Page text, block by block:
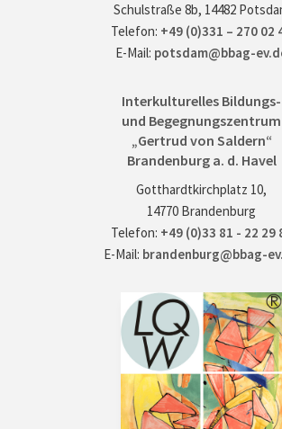
Schulstraße 8b, 14482
Telefon: +49 (0)331 – 270 02
E-Mail: potsdam@bbag-
Interkulturelles Bildungs-
und Begegnungszentrum
„Gertrud von Saldern“
Brandenburg a. d. Havel
Gotthardtkirchplatz 10,
14770 Brandenburg
Telefon: +49 (0)33 81 - 22 29
E-Mail: brandenburg@bbag-